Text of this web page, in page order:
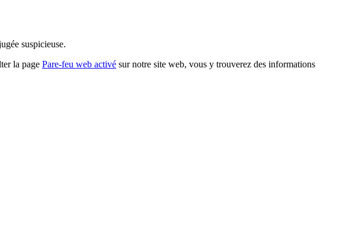
suspicieuse.
la page Pare-feu web activé sur notre site web, vous y trouverez des informations